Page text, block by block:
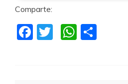
Comparte:
F
T
W